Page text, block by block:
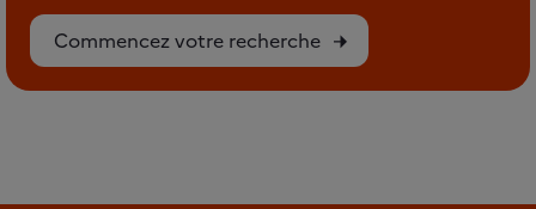
Commencez votre recherche